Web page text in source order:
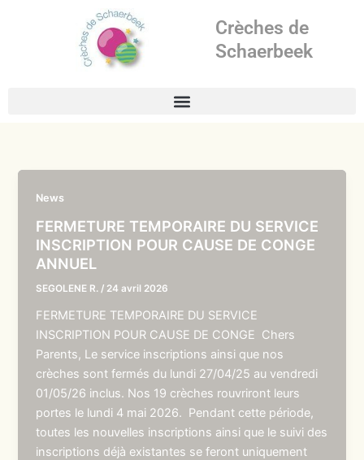
Crèches de
Schaerbeek
News
FERMETURE TEMPORAIRE DU SERVICE
INSCRIPTION POUR CAUSE DE CONGE
ANNUEL
SEGOLENE R. / 24 avril 2026
FERMETURE TEMPORAIRE DU SERVICE
INSCRIPTION POUR CAUSE DE CONGE Chers
Parents, Le service inscriptions ainsi que nos
crèches sont fermés du lundi 27/04/25 au vendredi
01/05/26 inclus. Nos 19 crèches rouvriront leurs
portes le lundi 4 mai 2026. Pendant cette période,
toutes les nouvelles inscriptions ainsi que le suivi des
inscriptions déjà existantes se feront uniquement